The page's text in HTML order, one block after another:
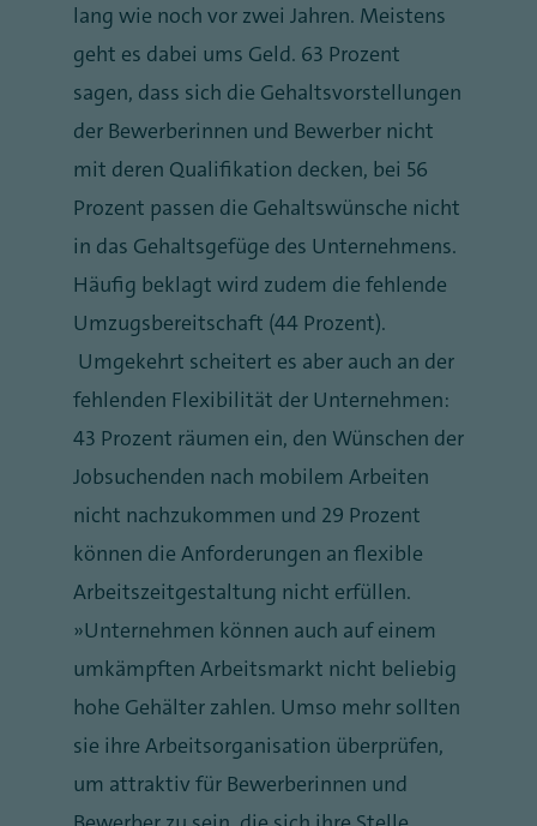
lang wie noch vor zwei Jahren. Meistens
geht es dabei ums Geld. 63 Prozent
sagen, dass sich die Gehaltsvorstellungen
der Bewerberinnen und Bewerber nicht
mit deren Qualifikation decken, bei 56
Prozent passen die Gehaltswünsche nicht
in das Gehaltsgefüge des Unternehmens.
Häufig beklagt wird zudem die fehlende
Umzugsbereitschaft (44 Prozent).
Umgekehrt scheitert es aber auch an der
fehlenden Flexibilität der Unternehmen:
43 Prozent räumen ein, den Wünschen der
Jobsuchenden nach mobilem Arbeiten
nicht nachzukommen und 29 Prozent
können die Anforderungen an flexible
Arbeitszeitgestaltung nicht erfüllen.
„Unternehmen können auch auf einem
umkämpften Arbeitsmarkt nicht beliebig
hohe Gehälter zahlen. Umso mehr sollten
sie ihre Arbeitsorganisation überprüfen,
um attraktiv für Bewerberinnen und